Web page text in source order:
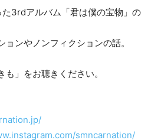
3rdアルバム「君は僕の宝物」の
ンやノンフィクションの話。
」をお聴きください。
smncarnation/